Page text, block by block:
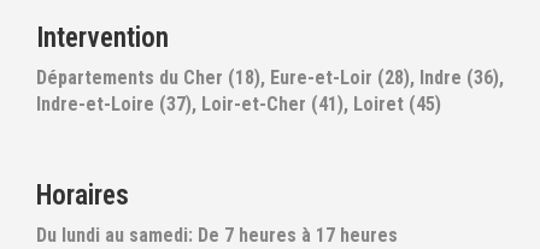
Intervention
Départements du Cher (18), Eure-et-Loir (28), Indre (36),
Indre-et-Loire (37), Loir-et-Cher (41), Loiret (45)
Horaires
Du lundi au samedi: De 7 heures à 17 heures